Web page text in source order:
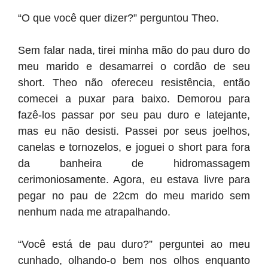
“O que você quer dizer?” perguntou Theo.
Sem falar nada, tirei minha mão do pau duro do
meu marido e desamarrei o cordão de seu
short. Theo não ofereceu resistência, então
comecei a puxar para baixo. Demorou para
fazê-los passar por seu pau duro e latejante,
mas eu não desisti. Passei por seus joelhos,
canelas e tornozelos, e joguei o short para fora
da banheira de hidromassagem
cerimoniosamente. Agora, eu estava livre para
pegar no pau de 22cm do meu marido sem
nenhum nada me atrapalhando.
“Você está de pau duro?” perguntei ao meu
cunhado, olhando-o bem nos olhos enquanto